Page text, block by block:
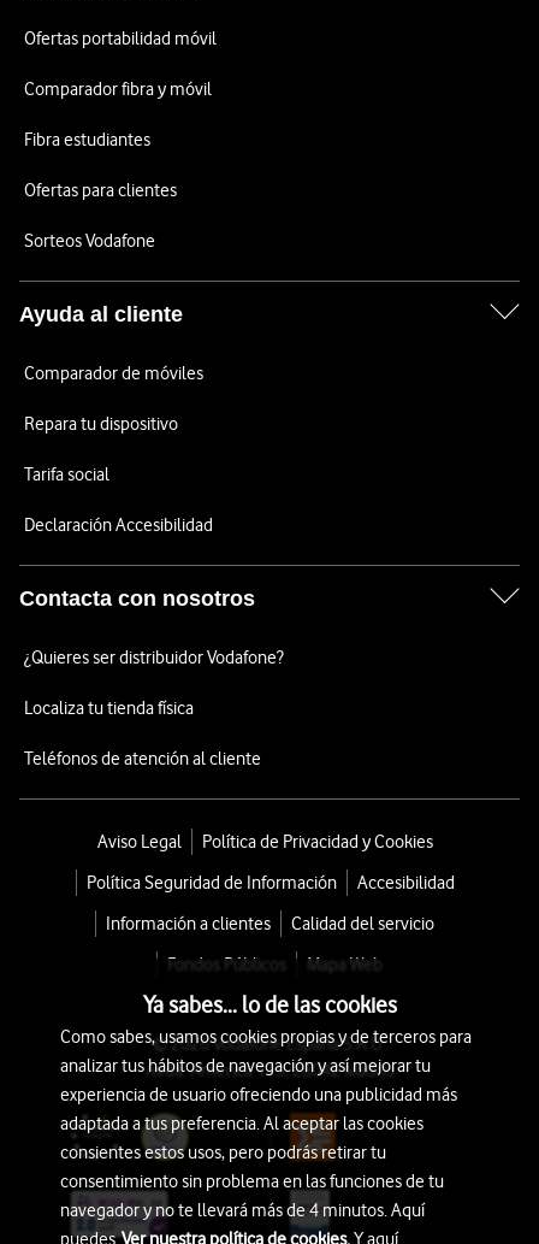
Ofertas portabilidad móvil
Comparador fibra y móvil
Fibra estudiantes
Ofertas para clientes
Sorteos Vodafone
Ayuda al cliente
Comparador de móviles
Repara tu dispositivo
Tarifa social
Declaración Accesibilidad
Contacta con nosotros
¿Quieres ser distribuidor Vodafone?
Localiza tu tienda física
Teléfonos de atención al cliente
Aviso Legal
Política de Privacidad y Cookies
Política Seguridad de Información
Accesibilidad
Información a clientes
Calidad del servicio
Fondos Públicos
Mapa Web
© 2026 Vodafone España S.A.U.
Avda. América 115, 28042 Madrid
Ya sabes... lo de las cookies
Como sabes, usamos cookies propias y de terceros para
analizar tus hábitos de navegación y así mejorar tu
experiencia de usuario ofreciendo una publicidad más
adaptada a tus preferencia. Al aceptar las cookies
consientes estos usos, pero podrás retirar tu
consentimiento sin problema en las funciones de tu
navegador y no te llevará más de 4 minutos. Aquí
puedesVer nuestra política de cookies.Y aquí